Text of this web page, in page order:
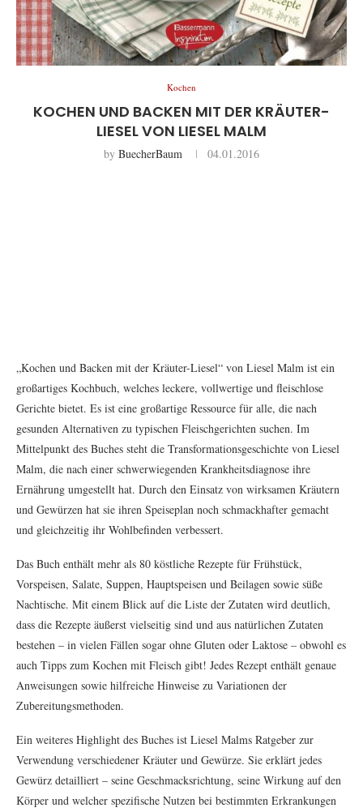
Kochen
KOCHEN UND BACKEN MIT DER KRÄUTER-
LIESEL VON LIESEL MALM
by BuecherBaum 04.01.2016
„Kochen und Backen mit der Kräuter-Liesel“ von Liesel Malm ist ein
großartiges Kochbuch, welches leckere, vollwertige und fleischlose
Gerichte bietet. Es ist eine großartige Ressource für alle, die nach
gesunden Alternativen zu typischen Fleischgerichten suchen. Im
Mittelpunkt des Buches steht die Transformationsgeschichte von Liesel
Malm, die nach einer schwerwiegenden Krankheitsdiagnose ihre
Ernährung umgestellt hat. Durch den Einsatz von wirksamen Kräutern
und Gewürzen hat sie ihren Speiseplan noch schmackhafter gemacht
und gleichzeitig ihr Wohlbefinden verbessert.
Das Buch enthält mehr als 80 köstliche Rezepte für Frühstück,
Vorspeisen, Salate, Suppen, Hauptspeisen und Beilagen sowie süße
Nachtische. Mit einem Blick auf die Liste der Zutaten wird deutlich,
dass die Rezepte äußerst vielseitig sind und aus natürlichen Zutaten
bestehen – in vielen Fällen sogar ohne Gluten oder Laktose – obwohl es
auch Tipps zum Kochen mit Fleisch gibt! Jedes Rezept enthält genaue
Anweisungen sowie hilfreiche Hinweise zu Variationen der
Zubereitungsmethoden.
Ein weiteres Highlight des Buches ist Liesel Malms Ratgeber zur
Verwendung verschiedener Kräuter und Gewürze. Sie erklärt jedes
Gewürz detailliert – seine Geschmacksrichtung, seine Wirkung auf den
Körper und welcher spezifische Nutzen bei bestimmten Erkrankungen